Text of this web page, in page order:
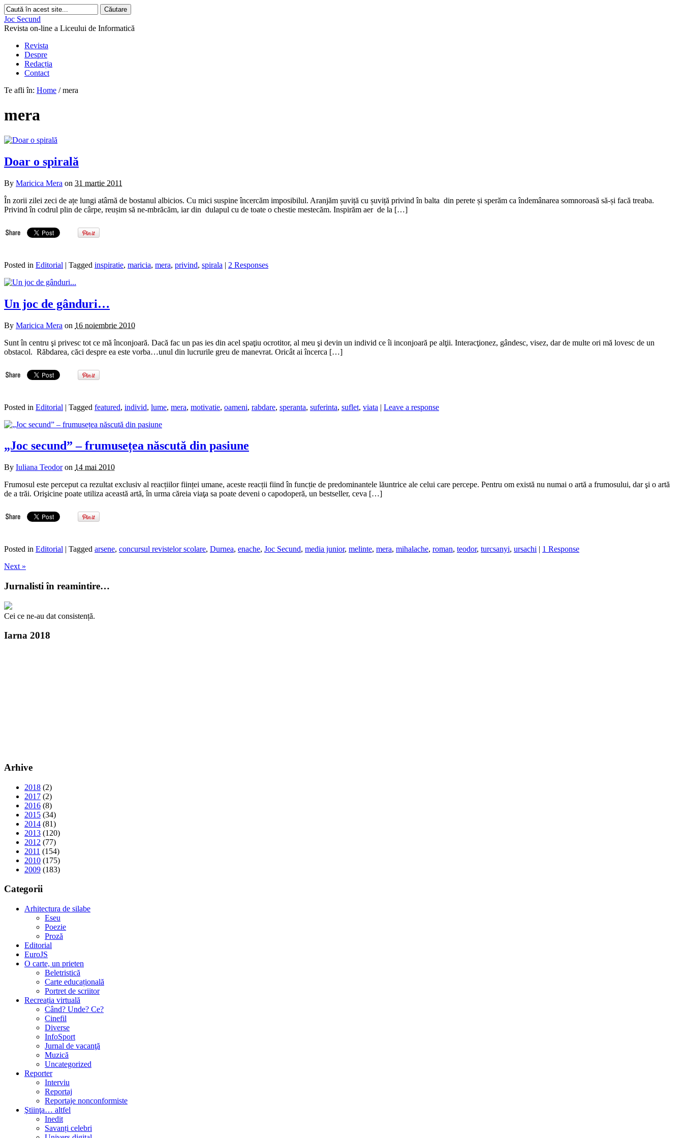
Joc Secund
Revista on-line a Liceului de Informatică
Revista
Despre
Redacția
Contact
Te afli în: Home / mera
mera
Doar o spirală
By Maricica Mera on 31 martie 2011
În zorii zilei zeci de ațe lungi atârnă de bostanul albicios. Cu mici suspine încercăm imposibilul. Aranjăm șuviță cu șuviță privind în balta din perete și sperăm ca îndemânarea somnoroasă să-și facă treaba.
Privind în codrul plin de cârpe, reușim să ne-mbrăcăm, iar din dulapul cu de toate o chestie mestecăm. Inspirăm aer de la […]
Posted in Editorial | Tagged inspiratie, maricia, mera, privind, spirala | 2 Responses
Un joc de gânduri…
By Maricica Mera on 16 noiembrie 2010
Sunt în centru şi privesc tot ce mă înconjoară. Dacă fac un pas ies din acel spaţiu ocrotitor, al meu şi devin un individ ce îi inconjoară pe alţii. Interacţionez, gândesc, visez, dar de multe ori mă lovesc de un
obstacol. Răbdarea, căci despre ea este vorba…unul din lucrurile greu de manevrat. Oricât ai încerca […]
Posted in Editorial | Tagged featured, individ, lume, mera, motivatie, oameni, rabdare, speranta, suferinta, suflet, viata | Leave a response
„Joc secund” – frumusețea născută din pasiune
By Iuliana Teodoron 14 mai 2010
Frumosul este perceput ca rezultat exclusiv al reacțiilor ființei umane, aceste reacții fiind în funcție de predominantele lăuntrice ale celui care percepe. Pentru om există nu numai o artă a frumosului, dar şi o artă
de a trăi. Orişicine poate utiliza această artă, în urma căreia viaţa sa poate deveni o capodoperă, un bestseller, ceva […]
Posted in Editorial | Tagged arsene, concursul revistelor scolare, Durnea, enache, Joc Secund, media junior, melinte, mera, mihalache, roman, teodor, turcsanyi, ursachi | 1 Response
Next »
Jurnalisti în reamintire…
Cei ce ne-au dat consistență.
Iarna 2018
Arhive
2018 (2)
2017 (2)
2016 (8)
2015 (34)
2014 (81)
2013 (120)
2012 (77)
2011 (154)
2010 (175)
2009 (183)
Categorii
Arhitectura de silabe
Eseu
Poezie
Proză
Editorial
EuroJS
O carte, un prieten
Beletristică
Carte educațională
Portret de scriitor
Recreația virtuală
Când? Unde? Ce?
Cinefil
Diverse
InfoSport
Jurnal de vacanţă
Muzică
Uncategorized
Reporter
Interviu
Reportaj
Reportaje nonconformiste
Ştiinţa… altfel
Inedit
Savanți celebri